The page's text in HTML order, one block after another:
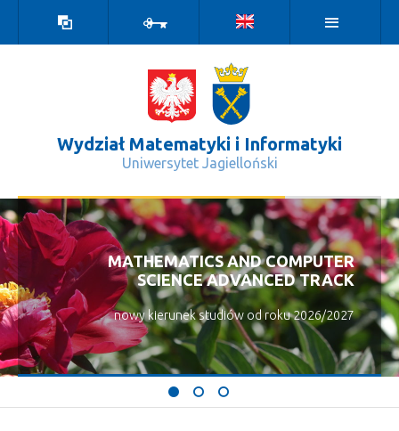
kontrastowa
Wydział Matematyki i Informatyki
Uniwersytet Jagielloński
Obrony prac doktorskich - Wydział
MATHEMATICS AND COMPUTER
SCIENCE ADVANCED TRACK
nowy kierunek studiów od roku 2026/2027